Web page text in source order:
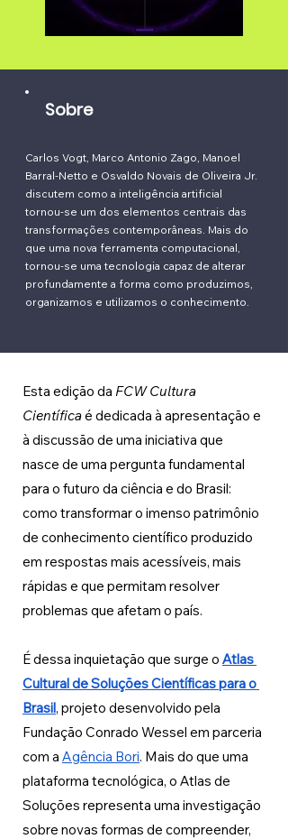
Sobre
Carlos Vogt, Marco Antonio Zago, Manoel
Barral-Netto e Osvaldo Novais de Oliveira Jr.
discutem como a inteligência artificial
tornou-se um dos elementos centrais das
transformações contemporâneas. Mais do
que uma nova ferramenta computacional,
tornou-se uma tecnologia capaz de alterar
profundamente a forma como produzimos,
organizamos e utilizamos o conhecimento.
Esta edição da FCW Cultura
Científica é dedicada à apresentação e
à discussão de uma iniciativa que
nasce de uma pergunta fundamental
para o futuro da ciência e do Brasil:
como transformar o imenso patrimônio
de conhecimento científico produzido
em respostas mais acessíveis, mais
rápidas e que permitam resolver
problemas que afetam o país.
É dessa inquietação que surge o Atlas
Cultural de Soluções Científicas para o
Brasil, projeto desenvolvido pela
Fundação Conrado Wessel em parceria
com a Agência Bori. Mais do que uma
plataforma tecnológica, o Atlas de
Soluções representa uma investigação
sobre novas formas de compreender,